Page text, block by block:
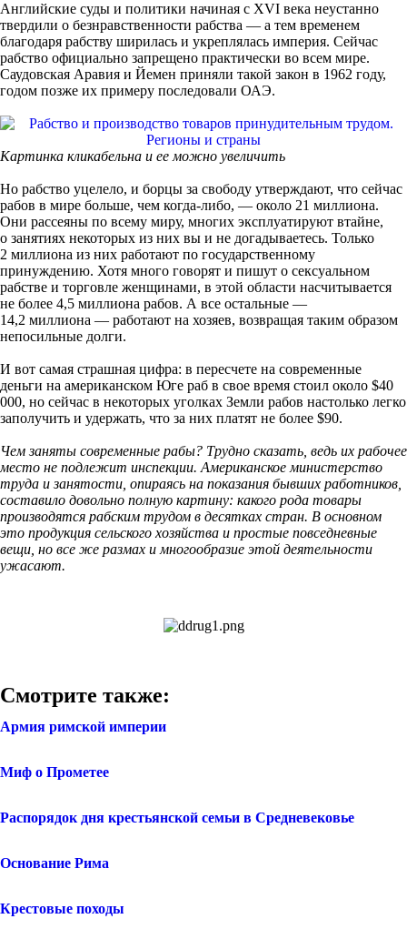
Английские суды и политики начиная с XVI века неустанно
твердили о безнравственности рабства — а тем временем
благодаря рабству ширилась и укреплялась империя. Сейчас
рабство официально запрещено практически во всем мире.
Саудовская Аравия и Йемен приняли такой закон в 1962 году,
годом позже их примеру последовали ОАЭ.
Картинка кликабельна и ее можно увеличить
Но рабство уцелело, и борцы за свободу утверждают, что сейчас
рабов в мире больше, чем когда-либо, — около 21 миллиона.
Они рассеяны по всему миру, многих эксплуатируют втайне,
о занятиях некоторых из них вы и не догадываетесь. Только
2 миллиона из них работают по государственному
принуждению. Хотя много говорят и пишут о сексуальном
рабстве и торговле женщинами, в этой области насчитывается
не более 4,5 миллиона рабов. А все остальные —
14,2 миллиона — работают на хозяев, возвращая таким образом
непосильные долги.
И вот самая страшная цифра: в пересчете на современные
деньги на американском Юге раб в свое время стоил около $40
000, но сейчас в некоторых уголках Земли рабов настолько легко
заполучить и удержать, что за них платят не более $90.
Чем заняты современные рабы? Трудно сказать, ведь их рабочее
место не подлежит инспекции. Американское министерство
труда и занятости, опираясь на показания бывших работников,
составило довольно полную картину: какого рода товары
производятся рабским трудом в десятках стран. В основном
это продукция сельского хозяйства и простые повседневные
вещи, но все же размах и многообразие этой деятельности
ужасают.
Смотрите также:
Армия римской империи
Миф о Прометее
Распорядок дня крестьянской семьи в Средневековье
Основание Рима
Крестовые походы